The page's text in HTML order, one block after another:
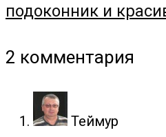
подоконник и
2 комментария
Теймур